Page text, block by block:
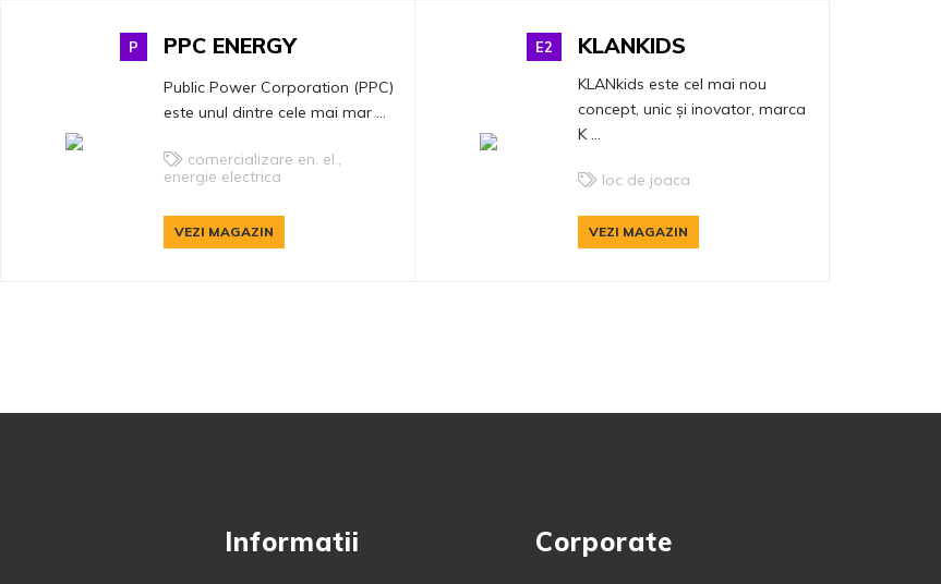
P PPC ENERGY
Public Power Corporation (PPC)
este unul dintre cele mai mar ...
comercializare en. el.,
energie electrica
VEZI MAGAZIN
E2 KLANKIDS
KLANkids este cel mai nou
concept, unic și inovator, marca
K ...
loc de joaca
VEZI MAGAZIN
Informatii Corporate